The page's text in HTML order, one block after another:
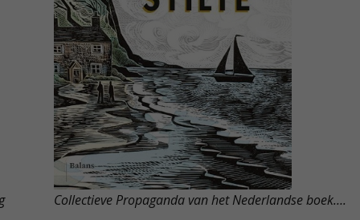
Collectieve Propaganda van het Nederlandse boek….